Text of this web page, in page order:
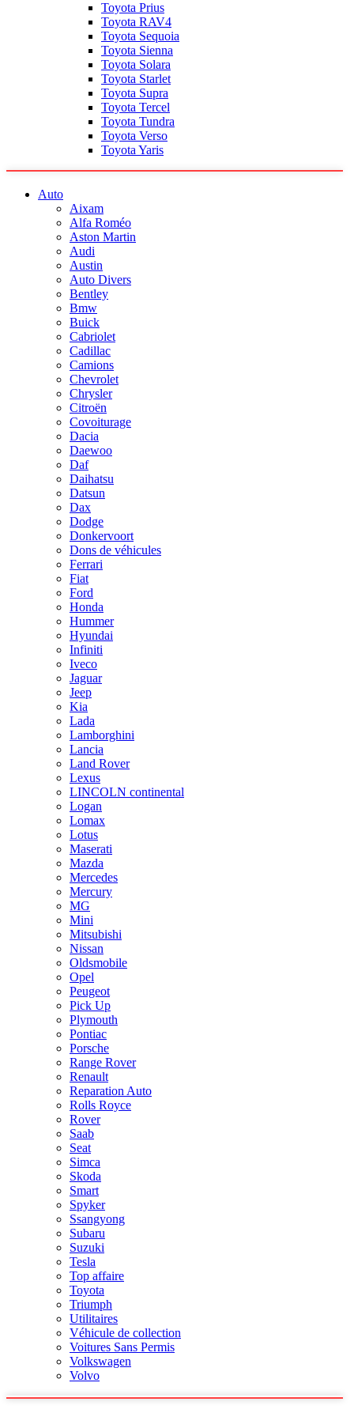
Toyota Prius
Toyota RAV4
Toyota Sequoia
Toyota Sienna
Toyota Solara
Toyota Starlet
Toyota Supra
Toyota Tercel
Toyota Tundra
Toyota Verso
Toyota Yaris
Auto
Aixam
Alfa Roméo
Aston Martin
Audi
Austin
Auto Divers
Bentley
Bmw
Buick
Cabriolet
Cadillac
Camions
Chevrolet
Chrysler
Citroën
Covoiturage
Dacia
Daewoo
Daf
Daihatsu
Datsun
Dax
Dodge
Donkervoort
Dons de véhicules
Ferrari
Fiat
Ford
Honda
Hummer
Hyundai
Infiniti
Iveco
Jaguar
Jeep
Kia
Lada
Lamborghini
Lancia
Land Rover
Lexus
LINCOLN continental
Logan
Lomax
Lotus
Maserati
Mazda
Mercedes
Mercury
MG
Mini
Mitsubishi
Nissan
Oldsmobile
Opel
Peugeot
Pick Up
Plymouth
Pontiac
Porsche
Range Rover
Renault
Reparation Auto
Rolls Royce
Rover
Saab
Seat
Simca
Skoda
Smart
Spyker
Ssangyong
Subaru
Suzuki
Tesla
Top affaire
Toyota
Triumph
Utilitaires
Véhicule de collection
Voitures Sans Permis
Volkswagen
Volvo